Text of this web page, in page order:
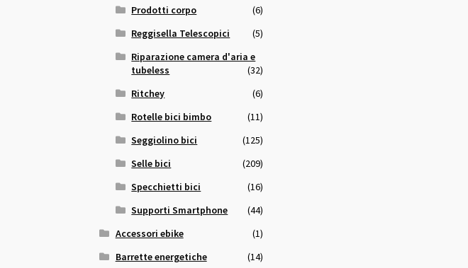
Prodotti corpo
(6)
Reggisella Telescopici
(5)
Riparazione camera d'aria e
tubeless
(32)
Ritchey
(6)
Rotelle bici bimbo
(11)
Seggiolino bici
(125)
Selle bici
(209)
Specchietti bici
(16)
Supporti Smartphone
(44)
Accessori ebike
(1)
Barrette energetiche
(14)